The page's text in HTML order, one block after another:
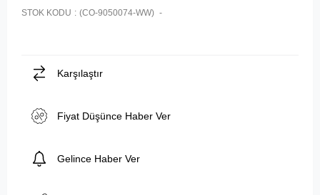
STOK KODU (CO-9050074-WW)
Karşılaştır
Fiyat Düşünce Haber Ver
Gelince Haber Ver